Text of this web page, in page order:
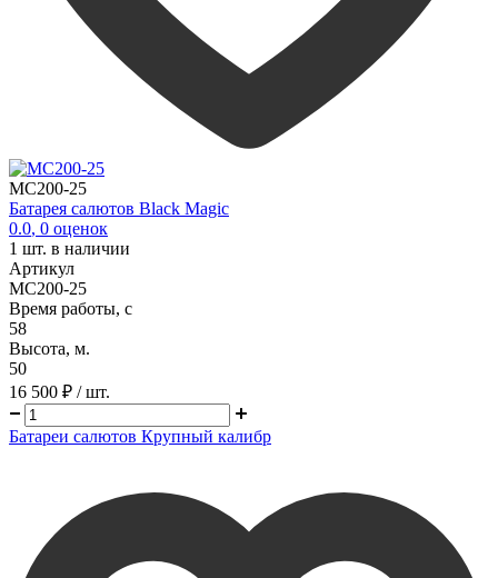
MC200-25
Батарея салютов Black Magic
0.0, 0 оценок
1 шт. в наличии
Артикул
MC200-25
Время работы, с
58
Высота, м.
50
16 500 ₽ / шт.
Батареи салютов Крупный калибр